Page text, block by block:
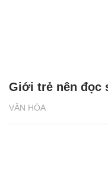
VĂN HÓA
Giới trẻ nên đọc